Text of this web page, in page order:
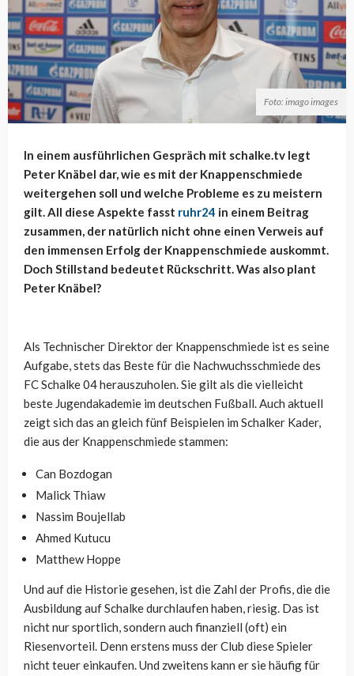
Foto: imago images
In einem ausführlichen Gespräch mit schalke.tv legt
Peter Knäbel dar, wie es mit der Knappenschmiede
weitergehen soll und welche Probleme es zu meistern
gilt. All diese Aspekte fasst ruhr24 in einem Beitrag
zusammen, der natürlich nicht ohne einen Verweis auf
den immensen Erfolg der Knappenschmiede auskommt.
Doch Stillstand bedeutet Rückschritt. Was also plant
Peter Knäbel?
Als Technischer Direktor der Knappenschmiede ist es seine
Aufgabe, stets das Beste für die Nachwuchsschmiede des
FC Schalke 04 herauszuholen. Sie gilt als die vielleicht
beste Jugendakademie im deutschen Fußball. Auch aktuell
zeigt sich das an gleich fünf Beispielen im Schalker Kader,
die aus der Knappenschmiede stammen:
Can Bozdogan
Malick Thiaw
Nassim Boujellab
Ahmed Kutucu
Matthew Hoppe
Und auf die Historie gesehen, ist die Zahl der Profis, die die
Ausbildung auf Schalke durchlaufen haben, riesig. Das ist
nicht nur sportlich, sondern auch finanziell (oft) ein
Riesenvorteil. Denn erstens muss der Club diese Spieler
nicht teuer einkaufen. Und zweitens kann er sie häufig für